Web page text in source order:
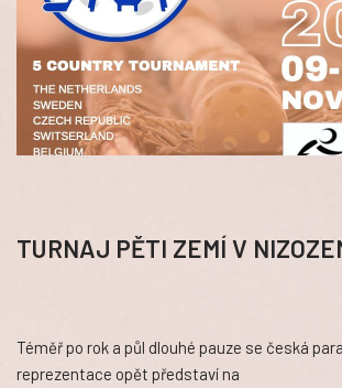
TURNAJ PĚTI ZEMÍ V
Téměř po rok a půl dlouhé pauze se česká
reprezentace opět představí na